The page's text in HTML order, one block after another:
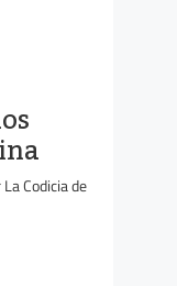
Codicia de